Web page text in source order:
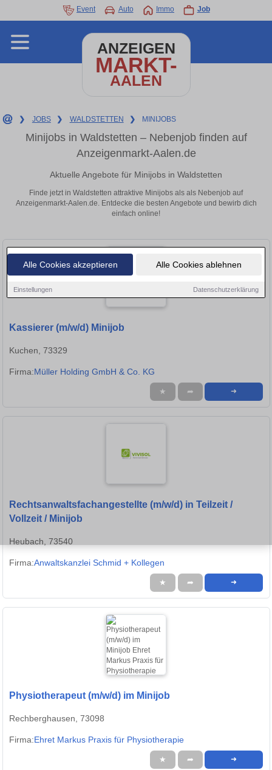
Alle Cookies akzeptieren Alle Cookies ablehnen
Einstellungen Datenschutzerklärung
Event Auto Immo Job
ANZEIGEN
MARKT-
AALEN
❯ JOBS ❯ WALDSTETTEN ❯ MINIJOBS
Minijobs in Waldstetten – Nebenjob finden auf
Anzeigenmarkt-Aalen.de
Aktuelle Angebote für Minijobs in Waldstetten
Finde jetzt in Waldstetten attraktive Minijobs als als Nebenjob auf
Anzeigenmarkt-Aalen.de. Entdecke die besten Angebote und bewirb dich
einfach online!
Kassierer (m/w/d) Minijob
Kuchen, 73329
Firma:Müller Holding GmbH & Co. KG
★ ➦ ➜
Rechtsanwaltsfachangestellte (m/w/d) in Teilzeit /
Vollzeit / Minijob
Heubach, 73540
Firma:Anwaltskanzlei Schmid + Kollegen
★ ➦ ➜
Physiotherapeut (m/w/d) im Minijob
Rechberghausen, 73098
Firma:Ehret Markus Praxis für Physiotherapie
★ ➦ ➜